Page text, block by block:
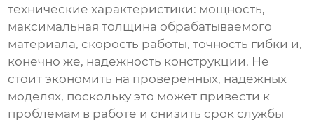
технические характеристики: мощность,
максимальная толщина обрабатываемого
материала, скорость работы, точность гибки и,
конечно же, надежность конструкции. Не
стоит экономить на проверенных, надежных
моделях, поскольку это может привести к
проблемам в работе и снизить срок службы